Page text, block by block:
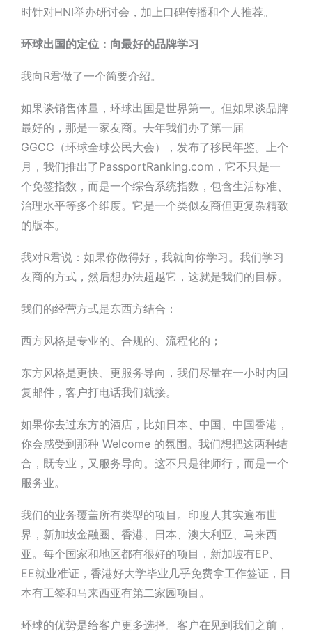
时针对HNI举办研讨会，加上口碑传播和个人推荐。
环球出国的定位：向最好的品牌学习
我向R君做了一个简要介绍。
如果谈销售体量， 环球出国是世界第一。但如果谈品牌
最好的，那是一家友商。 去年我们办了第一届
GGCC （环球全球公民大会），发布了移民年鉴。上个
月，我们推出了PassportRanking.com，它不只是一
个免签指数，而是一个综合系统指数，包含生活标准、
治理水平等多个维度。 它是一个类似友商但更复杂精致
的版本。
我对R君说：如果你做得好，我就向你学习。我们学习
友商的方式，然后想办法超越它，这就是我们的目标。
我们的经营方式是东西方结合 ：
西方风格是专业的、合规的、流程化的；
东方风格是更快、更服务导向， 我们尽量在一小时内回
复邮件，客户打电话我们就接。
如果你去过东方的酒店，比如日本、中国、中国香港，
你会感受到那种 Welcome 的氛围。我们想把这两种结
合，既专业，又服务导向。这不只是律师行，而是一个
服务业。
我们的业务覆盖所有类型的项目。印度人其实遍布世
界，新加坡金融圈、香港、日本、澳大利亚、马来西
亚。每个国家和地区都有很好的项目，新加坡有EP、
EE就业准证，香港好大学毕业几乎免费拿工作签证，日
本有工签和马来西亚有第二家园项目。
环球的优势是给客户更多选择。客户在见到我们之前，